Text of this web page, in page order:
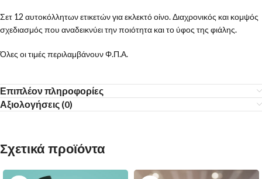
Σετ 12 αυτοκόλλητων ετικετών για εκλεκτό οίνο. Διαχρονικός και κομψός
σχεδιασμός που αναδεικνύει την ποιότητα και το ύφος της φιάλης.
Όλες οι τιμές περιλαμβάνουν Φ.Π.Α.
Επιπλέον πληροφορίες
Αξιολογήσεις (0)
Σχετικά προϊόντα